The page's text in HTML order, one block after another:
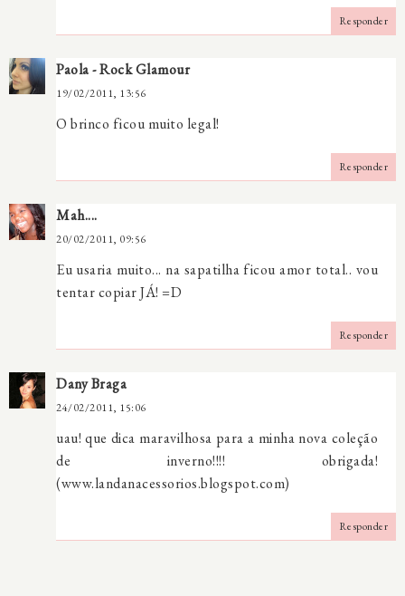
Responder
Paola - Rock Glamour
19/02/2011, 13:56
O brinco ficou muito legal!
Responder
Mah....
20/02/2011, 09:56
Eu usaria muito... na sapatilha ficou amor total.. vou
tentar copiar JÁ! =D
Responder
Dany Braga
24/02/2011, 15:06
uau! que dica maravilhosa para a minha nova coleção
de inverno!!!! obrigada!
(www.landanacessorios.blogspot.com)
Responder